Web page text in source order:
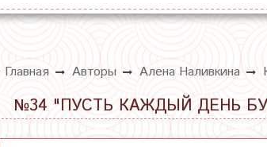
Главная Авторы Алена Наливкина
№34 "ПУСТЬ КАЖДЫЙ ДЕНЬ